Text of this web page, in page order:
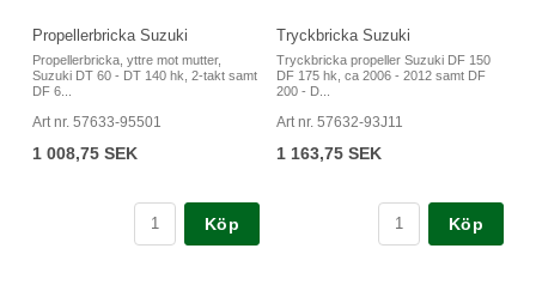
Propellerbricka Suzuki
Propellerbricka, yttre mot mutter,
Suzuki DT 60 - DT 140 hk, 2-takt samt
DF 6...
Art nr. 57633-95501
1 008,75 SEK
Köp
Tryckbricka Suzuki
Tryckbricka propeller Suzuki DF 150
DF 175 hk, ca 2006 - 2012 samt DF
200 - D...
Art nr. 57632-93J11
1 163,75 SEK
Köp